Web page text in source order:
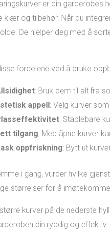
er din garderobes
klær og tilbehør. Når du
De hjelper deg med å
fordelene ved å bruke
: Bruk dem til alt fra
appell: Velg kurver
: Stablebare
tilgang: Med åpne kurver
oppfriskning: Bytt ut
i gang, vurder hvilke
størrelser for å
kurver på de nederste
din ryddig og effektiv.